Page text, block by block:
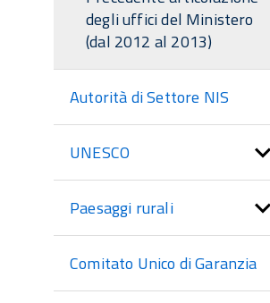
degli uffici del Ministero
(dal 2012 al 2013)
Autorità di Settore NIS
UNESCO
Paesaggi rurali
Comitato Unico di Garanzia